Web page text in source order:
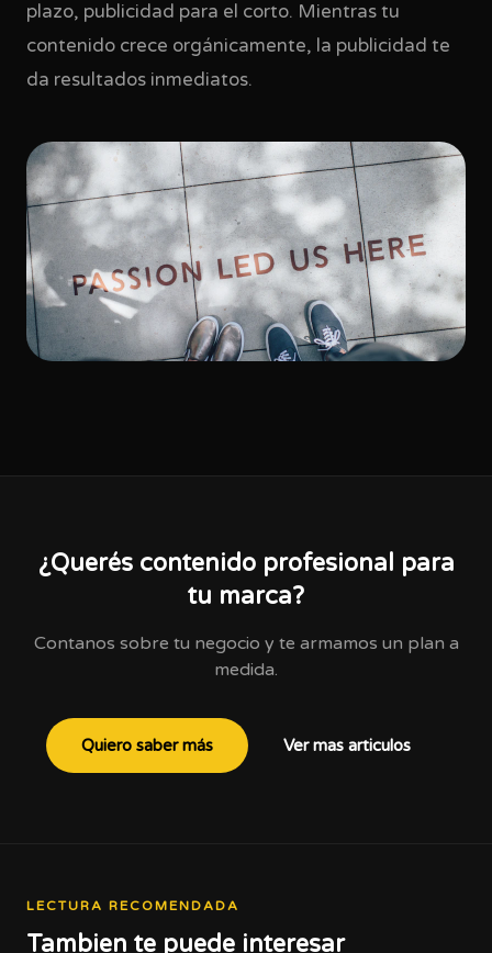
plazo, publicidad para el corto. Mientras tu
contenido crece orgánicamente, la publicidad te
da resultados inmediatos.
¿Querés contenido profesional para
tu marca?
Contanos sobre tu negocio y te armamos un plan a
medida.
Quiero saber más Ver mas articulos
LECTURA RECOMENDADA
Tambien te puede interesar